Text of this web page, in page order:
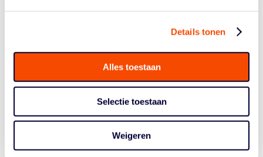
Details tonen
Alles toestaan
Selectie toestaan
Weigeren
het veld die aangetoond hebben de besten te zijn, te
Jaumin en zijn team kennen ‘the curse’, de vloek van
zes verloren bekerfinales. Het kan zomaar zijn dat de
zeven beginnen. Maar dat lijkt precies de manier te zijn
waarop het goed gaat voor Landstede. Met de rug
tegen de muur verdedigen voor wat het team waard is.